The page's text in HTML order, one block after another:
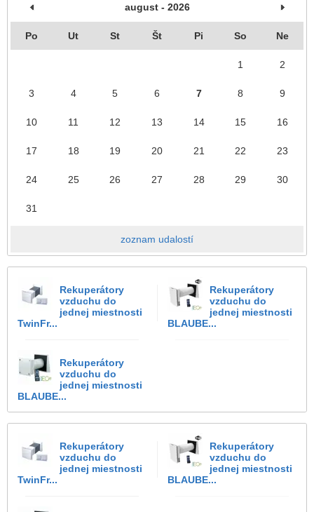
august - 2026
Po Ut St Št Pi So Ne
1 2
3 4 5 6 7 8 9
10 11 12 13 14 15 16
17 18 19 20 21 22 23
24 25 26 27 28 29 30
31
zoznam udalostí
Rekuperátory
vzduchu do
jednej miestnosti
TwinFr...
Rekuperátory
vzduchu do
jednej miestnosti
BLAUBE...
Rekuperátory
vzduchu do
jednej miestnosti
BLAUBE...
Rekuperátory
vzduchu do
jednej miestnosti
TwinFr...
Rekuperátory
vzduchu do
jednej miestnosti
BLAUBE...